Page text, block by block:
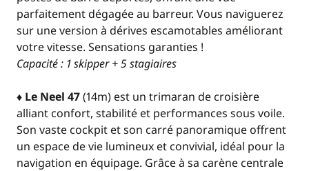
parfaitement dégagée au barreur. Vous naviguerez
sur une version à dérives escamotables améliorant
votre vitesse. Sensations garanties !
Capacité : 1 skipper + 5 stagiaires
♦ Le Neel 47(14m) est un trimaran de croisière
alliant confort, stabilité et performances sous voile.
Son vaste cockpit et son carré panoramique offrent
un espace de vie lumineux et convivial, idéal pour la
navigation en équipage. Grâce à sa carène centrale